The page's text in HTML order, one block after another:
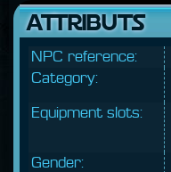
ATTRIBUTS
NPC reference:
Category:
Equipment slots:
Gender: